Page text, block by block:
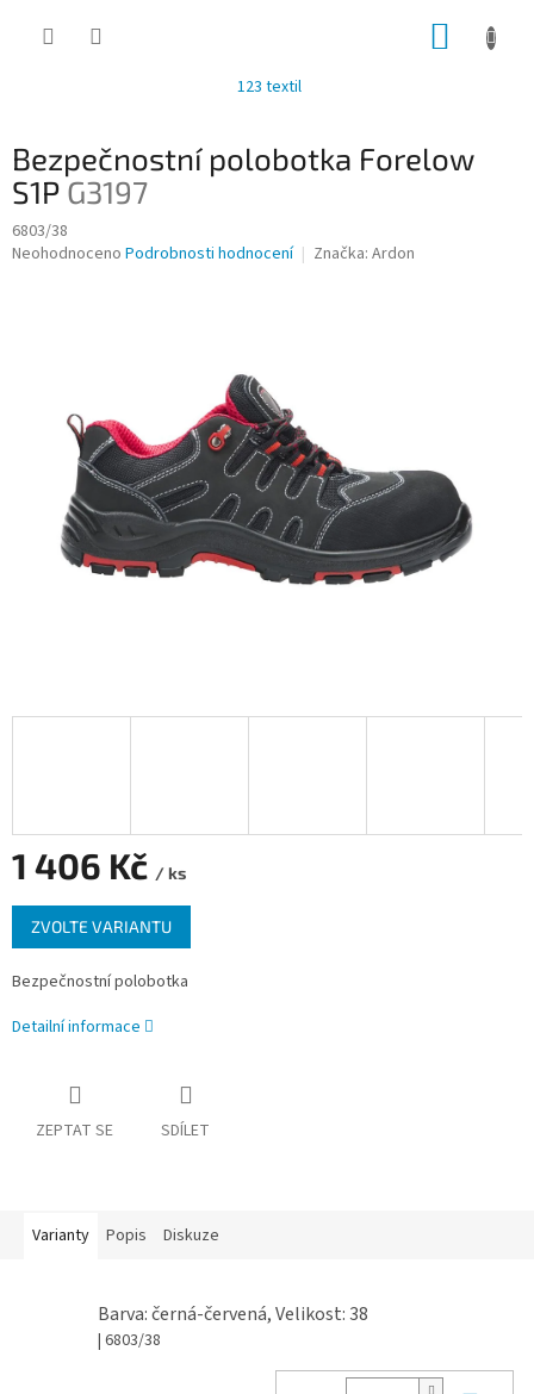
123 textil
Bezpečnostní polobotka Forelow
S1P G3197
6803/38
Průměrné
hvězdiček.
Neohodnoceno Podrobnosti hodnocení Značka: Ardon
1 406 Kč / ks
Měrná
cena:
ZVOLTE VARIANTU
Bezpečnostní polobotka
Detailní informace
ZEPTAT SE SDÍLET
Varianty Popis Diskuze
Barva: černá-červená, Velikost: 38
| 6803/38